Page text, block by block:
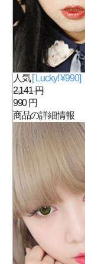
人気[ Lucky! ¥990]
2,141 円
990 円
商品の詳細情報